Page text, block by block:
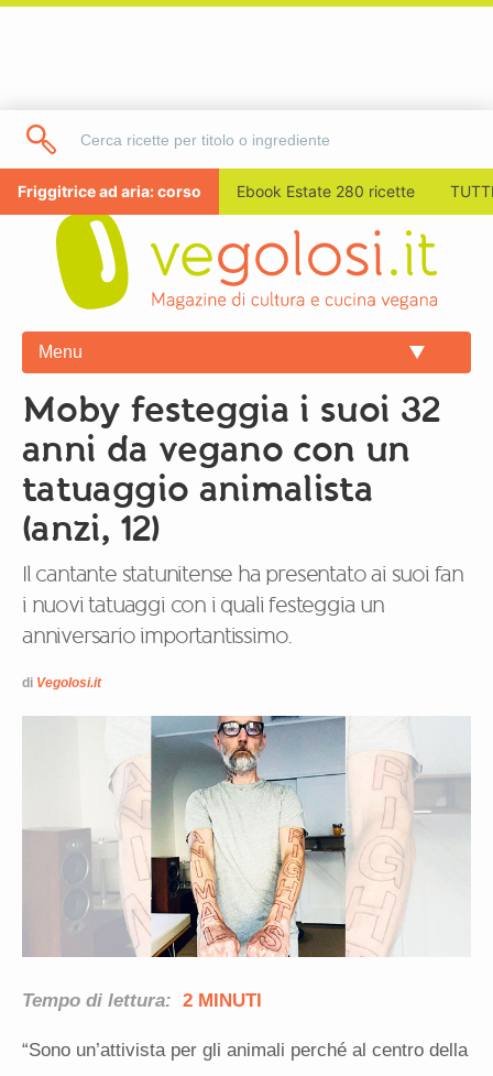
Friggitrice ad aria: corso Ebook Estate 280 ricette
Menu
Moby festeggia i suoi 32
anni da vegano con un
tatuaggio animalista
(anzi, 12)
Il cantante statunitense ha presentato ai suoi fan
i nuovi tatuaggi con i quali festeggia un
anniversario importantissimo.
di Vegolosi.it
Tempo di lettura: 2 MINUTI
“Sono un’attivista per gli animali perché al centro della